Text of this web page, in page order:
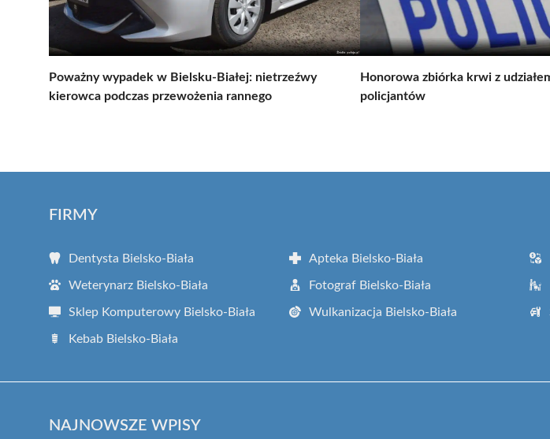
Poważny wypadek w Bielsku-Białej: nietrzeźwy
kierowca podczas przewożenia rannego
Honorowa zbiórka krwi z
policjantów
FIRMY
Dentysta Bielsko-Biała Apteka Bielsko-Biała
Weterynarz Bielsko-Biała Fotograf Bielsko-Biała
Sklep Komputerowy Bielsko-Biała Wulkanizacja Bielsko-Biała
Kebab Bielsko-Biała
NAJNOWSZE WPISY